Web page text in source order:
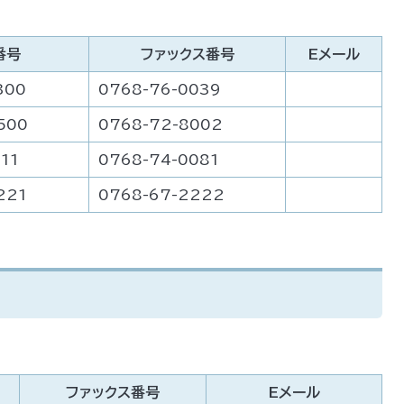
号 ファックス番号 Eメール
0768-76-0039
0768-72-8002
0768-74-0081
0768-67-2222
ファックス番号 Eメール